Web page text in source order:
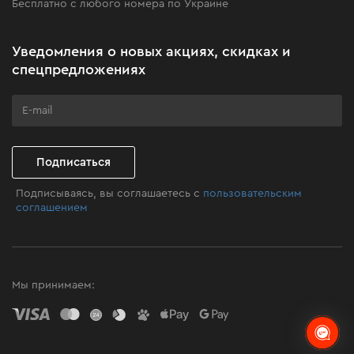
Клуб мастерства
Бесплатно с любого номера по Украине
Уведомления о новых акциях, скидках и
спецпредложениях
Подписаться
Подписываясь, вы соглашаетесь с пользовательским
соглашением
Мы принимаем: